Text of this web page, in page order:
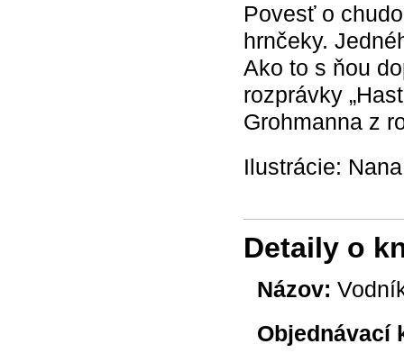
Povesť o
hrnčeky.
Ako to s ňou
rozprávky
Grohmanna z
Ilustrácie:
Detaily o
Názov:
Objednávací